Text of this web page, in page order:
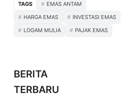
TAGS
EMAS ANTAM
HARGA EMAS
INVESTASI EMAS
LOGAM MULIA
PAJAK EMAS
BERITA
TERBARU